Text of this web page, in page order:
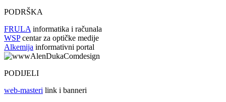
PODRŠKA
FRULA informatika i računala
WSPcentar za optičke medije
Alkemija informativni portal
PODIJELI
web-masteri link i banneri